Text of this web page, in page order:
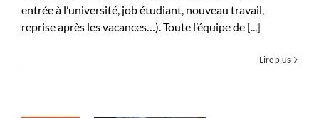
entrée à l’université, job étudiant, nouveau travail,
reprise après les vacances…). Toute l’équipe de [...]
Lire plus